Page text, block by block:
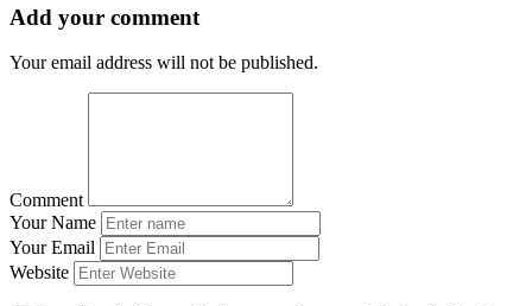
Add your comment
Your email address will not be published.
Comment
Your Name
Your Email
Website